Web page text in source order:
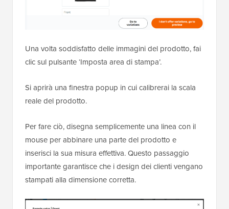
Una volta soddisfatto delle immagini del prodotto, fai
clic sul pulsante ‘Imposta area di stampa’.
Si aprirà una finestra popup in cui calibrerai la scala
reale del prodotto.
Per fare ciò, disegna semplicemente una linea con il
mouse per abbinare una parte del prodotto e
inserisci la sua misura effettiva. Questo passaggio
importante garantisce che i design dei clienti vengano
stampati alla dimensione corretta.